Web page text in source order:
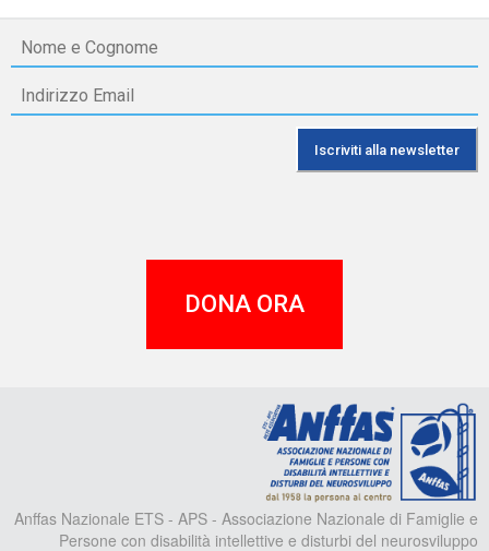
DONA ORA
Anffas Nazionale ETS - APS - Associazione Nazionale di Famiglie e
Persone con disabilità intellettive e disturbi del neurosviluppo